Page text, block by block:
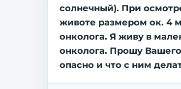
солнечный). При
животе размером ок. 4
онколога. Я живу в
онколога. Прошу
опасно и что с ним